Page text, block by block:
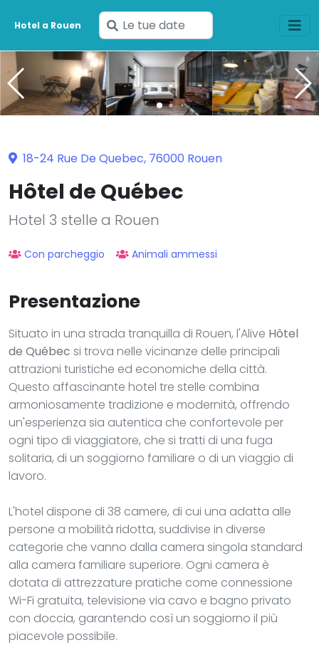
Hotel a Rouen
Inserisci
le
tue
date
18-24 Rue De Quebec, 76000 Rouen
Hôtel de Québec
Hotel 3 stelle a Rouen
Con parcheggio Animali ammessi
Presentazione
Situato in una strada tranquilla di Rouen, l'Alive Hôtel
de Québec si trova nelle vicinanze delle principali
attrazioni turistiche ed economiche della città.
Questo affascinante hotel tre stelle combina
armoniosamente tradizione e modernità, offrendo
un'esperienza sia autentica che confortevole per
ogni tipo di viaggiatore, che si tratti di una fuga
solitaria, di un soggiorno familiare o di un viaggio di
lavoro.
L'hotel dispone di 38 camere, di cui una adatta alle
persone a mobilità ridotta, suddivise in diverse
categorie che vanno dalla camera singola standard
alla camera familiare superiore. Ogni camera è
dotata di attrezzature pratiche come connessione
Wi-Fi gratuita, televisione via cavo e bagno privato
con doccia, garantendo così un soggiorno il più
piacevole possibile.